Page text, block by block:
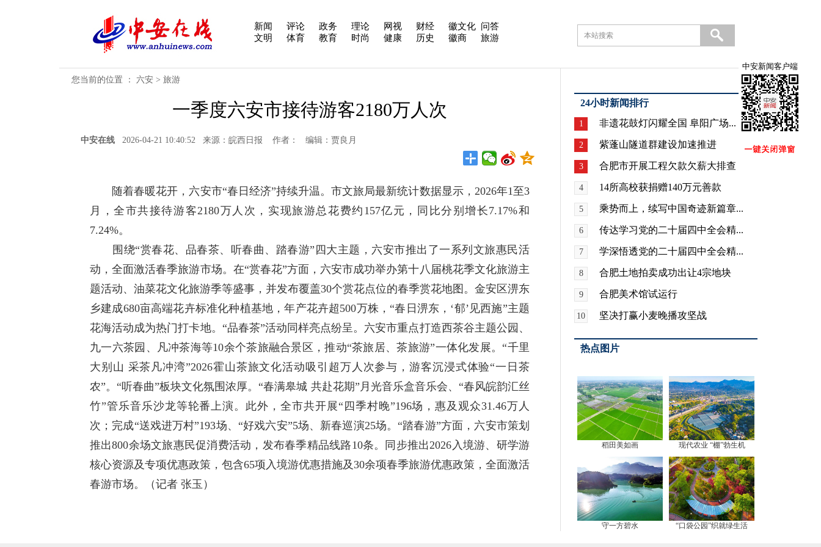
新闻 评论 政务 理论 网视 财经 徽文化 问答
文明
体育 教育 时尚 健康 历史 徽商 旅游
您当前的位置 ： 六安 > 旅游
一季度六安市接待游客2180万人次
中安在线 2026-04-21 10:40:52 来源：皖西日报 作者： 编辑：贾良月
随着春暖花开，六安市“春日经济”持续升温。市文旅局最新统计数据显示，2026年1至3
月，全市共接待游客2180万人次，实现旅游总花费约157亿元，同比分别增长7.17%和
7.24%。
围绕“赏春花、品春茶、听春曲、踏春游”四大主题，六安市推出了一系列文旅惠民活
动，全面激活春季旅游市场。在“赏春花”方面，六安市成功举办第十八届桃花季文化旅游主
题活动、油菜花文化旅游季等盛事，并发布覆盖30个赏花点位的春季赏花地图。金安区淠东
乡建成680亩高端花卉标准化种植基地，年产花卉超500万株，“春日淠东，‘郁’见西施”主题
花海活动成为热门打卡地。“品春茶”活动同样亮点纷呈。六安市重点打造西茶谷主题公园、
九一六茶园、凡冲茶海等10余个茶旅融合景区，推动“茶旅居、茶旅游”一体化发展。“千里
大别山 采茶凡冲湾”2026霍山茶旅文化活动吸引超万人次参与，游客沉浸式体验“一日茶
农”。“听春曲”板块文化氛围浓厚。“春满皋城 共赴花期”月光音乐盒音乐会、“春风皖韵汇丝
竹”管乐音乐沙龙等轮番上演。此外，全市共开展“四季村晚”196场，惠及观众31.46万人
次；完成“送戏进万村”193场、“好戏六安”5场、新春巡演25场。“踏春游”方面，六安市策划
推出800余场文旅惠民促消费活动，发布春季精品线路10条。同步推出2026入境游、研学游
核心资源及专项优惠政策，包含65项入境游优惠措施及30余项春季旅游优惠政策，全面激活
春游市场。（记者 张玉）
24小时新闻排行
1 非遗花鼓灯闪耀全国 阜阳广场...
2 紫蓬山隧道群建设加速推进
3 合肥市开展工程欠款欠薪大排查
4 14所高校获捐赠140万元善款
5 乘势而上，续写中国奇迹新篇章...
6 传达学习党的二十届四中全会精...
7 学深悟透党的二十届四中全会精...
8 合肥土地拍卖成功出让4宗地块
9 合肥美术馆试运行
10 坚决打赢小麦晚播攻坚战
热点图片
稻田美如画 现代农业 “棚”勃生机
守一方碧水 “口袋公园”织就绿生活
中安新闻客户端